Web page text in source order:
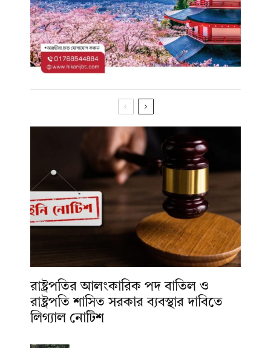
রাষ্ট্রপতির আলংকারিক পদ বাতিল ও
রাষ্ট্রপতি শাসিত সরকার ব্যবস্থার দাবিতে
লিগ্যাল নোটিশ